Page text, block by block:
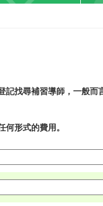
記找尋補習導師，一般
形式的費用。